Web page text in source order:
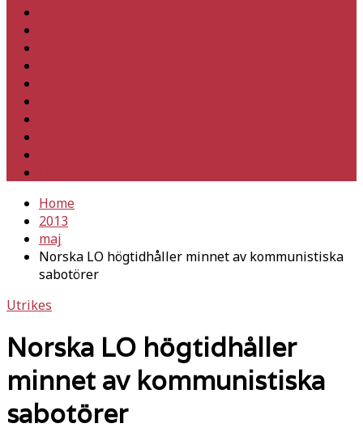
Home
2013
maj
Norska LO högtidhåller minnet av kommunistiska
sabotörer
Utrikes
Norska LO högtidhåller
minnet av kommunistiska
sabotörer